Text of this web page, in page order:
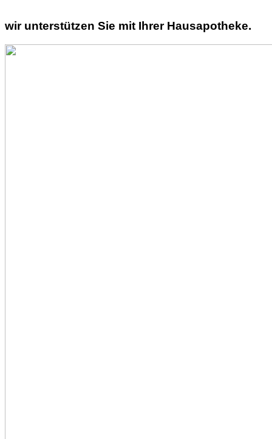
wir unterstützen Sie mit Ihrer Hausapotheke.